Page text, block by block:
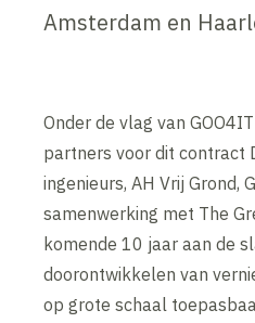
Amsterdam en
Onder de vlag van
partners voor dit contract
ingenieurs, AH Vrij Grond,
samenwerking met The
komende 10 jaar aan de
doorontwikkelen van
op grote schaal